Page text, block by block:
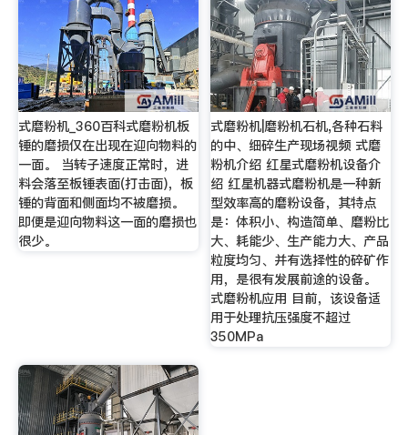
式磨粉机_360百科式磨粉机板
锤的磨损仅在出现在迎向物料的
一面。 当转子速度正常时，进
料会落至板锤表面(打击面)，板
锤的背面和侧面均不被磨损。
即便是迎向物料这一面的磨损也
很少。
式磨粉机|磨粉机石机,各种石料
的中、细碎生产现场视频 式磨
粉机介绍 红星式磨粉机设备介
绍 红星机器式磨粉机是一种新
型效率高的磨粉设备，其特点
是：体积小、构造简单、磨粉比
大、耗能少、生产能力大、产品
粒度均匀、并有选择性的碎矿作
用，是很有发展前途的设备。
式磨粉机应用 目前，该设备适
用于处理抗压强度不超过
350MPa